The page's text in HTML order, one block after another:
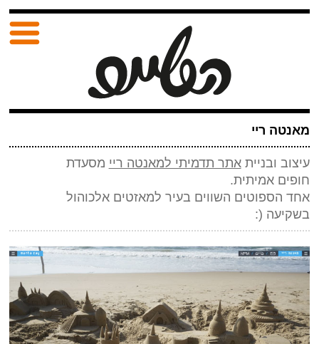
מאנטה ריי
עיצוב ובנייתאתר תדמיתי למאנטה ריי מסעדת
חופים אמיתית.
אחד הספוטים השווים בעיר למאזטים אלכוהול
בשקיעה (: